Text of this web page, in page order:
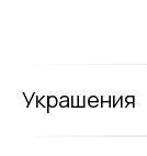
Украшения